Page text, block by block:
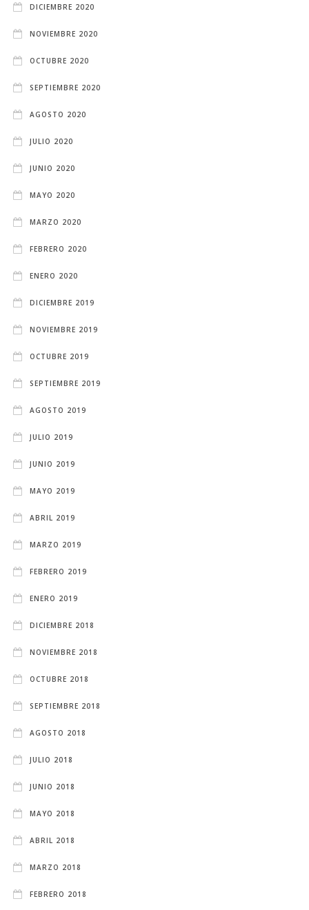
DICIEMBRE 2020
NOVIEMBRE 2020
OCTUBRE 2020
SEPTIEMBRE 2020
AGOSTO 2020
JULIO 2020
JUNIO 2020
MAYO 2020
MARZO 2020
FEBRERO 2020
ENERO 2020
DICIEMBRE 2019
NOVIEMBRE 2019
OCTUBRE 2019
SEPTIEMBRE 2019
AGOSTO 2019
JULIO 2019
JUNIO 2019
MAYO 2019
ABRIL 2019
MARZO 2019
FEBRERO 2019
ENERO 2019
DICIEMBRE 2018
NOVIEMBRE 2018
OCTUBRE 2018
SEPTIEMBRE 2018
AGOSTO 2018
JULIO 2018
JUNIO 2018
MAYO 2018
ABRIL 2018
MARZO 2018
FEBRERO 2018